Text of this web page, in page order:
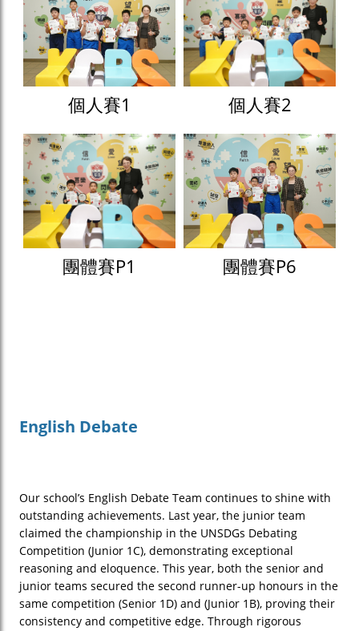
個人賽1 個人賽2
團體賽P1 團體賽P6
English Debate
Our school’s English Debate Team continues to shine with
outstanding achievements. Last year, the junior team
claimed the championship in the UNSDGs Debating
Competition (Junior 1C), demonstrating exceptional
reasoning and eloquence. This year, both the senior and
junior teams secured the second runner-up honours in the
same competition (Senior 1D) and (Junior 1B), proving their
consistency and competitive edge. Through rigorous